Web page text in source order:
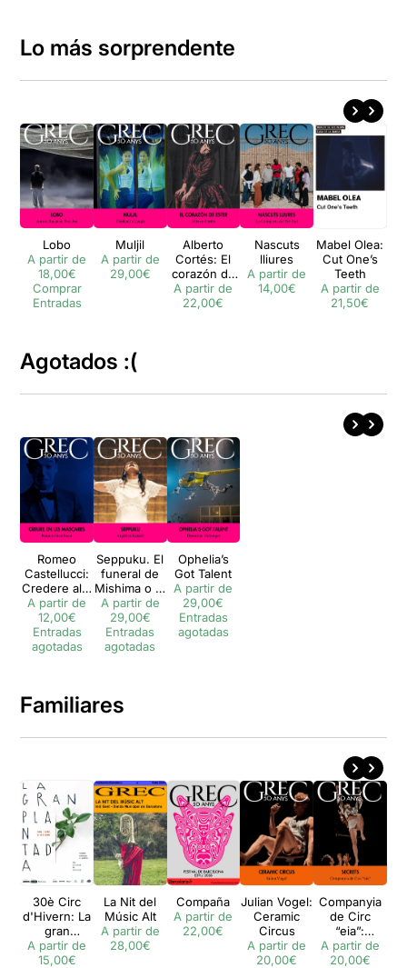
Lo más sorprendente
Lobo
A partir de
18,00€
Comprar
Entradas
Muljil
A partir de
29,00€
Alberto
Cortés: El
corazón de
Ester
A partir de
22,00€
Nascuts
lliures
A partir de
14,00€
Mabel Olea:
Cut One’s
Teeth
A partir de
21,50€
Agotados :(
Romeo
Castellucci:
Credere alle
Maschere
(Creure en
les
màscares)
A partir de
12,00€
Entradas
agotadas
Seppuku. El
funeral de
Mishima o el
plaer de
morir
A partir de
29,00€
Entradas
agotadas
Ophelia’s
Got Talent
A partir de
29,00€
Entradas
agotadas
Familiares
30è Circ
d'Hivern: La
gran
plantada
A partir de
15,00€
La Nit del
Músic Alt
A partir de
28,00€
Compaña
A partir de
22,00€
Julian Vogel:
Ceramic
Circus
A partir de
20,00€
Companyia
de Circ
“eia”:
Secrets
A partir de
20,00€